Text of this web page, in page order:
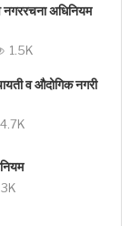
नगररचना अधिनियम
1.5K
व औदोगिक नगरी
4.7K